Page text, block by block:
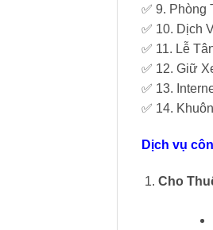
✅ 9. Phòng
✅ 10. Dịch
✅ 11. Lễ
✅ 12. Giữ
✅ 13.
✅ 14.
Dịch vụ
Cho